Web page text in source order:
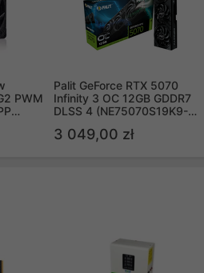
PWM
Palit GeForce RTX 5070
Infinity 3 OC 12GB GDDR7
DLSS 4 (NE75070S19K9-
3 049,00 zł